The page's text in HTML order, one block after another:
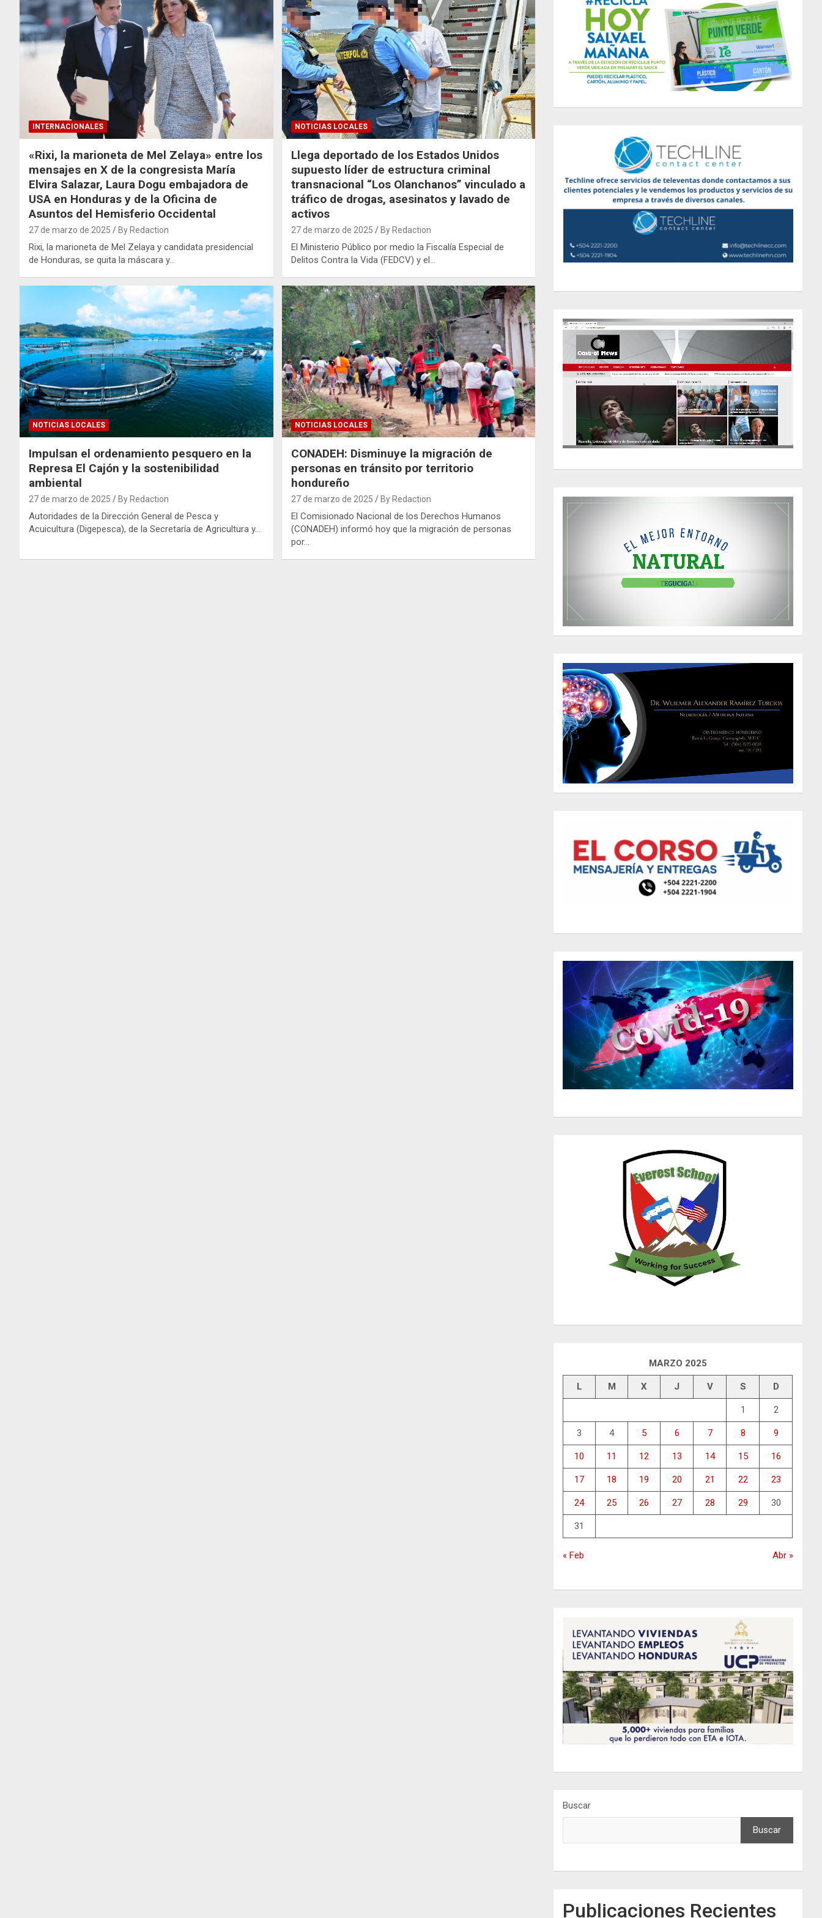
INTERNACIONALES
«Rixi, la marioneta de Mel Zelaya» entre los
mensajes en X de la congresista María
Elvira Salazar, Laura Dogu embajadora de
USA en Honduras y de la Oficina de
Asuntos del Hemisferio Occidental
27 de marzo de 2025 By Redaction
Rixi, la marioneta de Mel Zelaya y candidata presidencial
de Honduras, se quita la máscara y…
NOTICIAS LOCALES
Llega deportado de los Estados Unidos
supuesto líder de estructura criminal
transnacional “Los Olanchanos” vinculado a
tráfico de drogas, asesinatos y lavado de
activos
27 de marzo de 2025 By Redaction
El Ministerio Público por medio la Fiscalía Especial de
Delitos Contra la Vida (FEDCV) y el…
NOTICIAS LOCALES
Impulsan el ordenamiento pesquero en la
Represa El Cajón y la sostenibilidad
ambiental
27 de marzo de 2025 By Redaction
Autoridades de la Dirección General de Pesca y
Acuicultura (Digepesca), de la Secretaría de Agricultura y…
NOTICIAS LOCALES
CONADEH: Disminuye la migración de
personas en tránsito por territorio
hondureño
27 de marzo de 2025 By Redaction
El Comisionado Nacional de los Derechos Humanos
(CONADEH) informó hoy que la migración de personas
por…
MARZO 2025
L M X J V S D
1 2
3 4 5 6 7 8 9
10 11 12 13 14 15 16
17 18 19 20 21 22 23
24 25 26 27 28 29 30
31
« Feb Abr »
Buscar
Buscar
Publicaciones Recientes